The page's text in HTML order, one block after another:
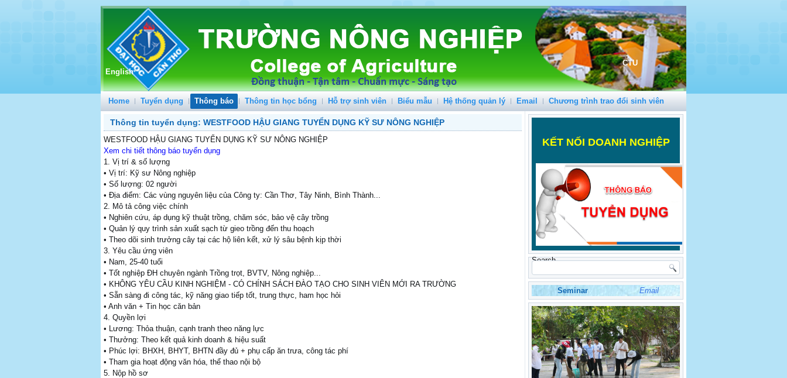
CTU
English
Home Tuyển dụng Thông báo Thông tin học bổng Hỗ trợ sinh viên Biểu mẫu Hệ thống quản lý Email Chương trình trao đổi sinh viên
Thông tin tuyển dụng: WESTFOOD HẬU GIANG TUYỂN DỤNG KỸ SƯ NÔNG NGHIỆP
WESTFOOD HẬU GIANG TUYỂN DỤNG KỸ SƯ NÔNG NGHIỆP
Xem chi tiết thông báo tuyển dụng
1. Vị trí & số lượng
• Vị trí: Kỹ sư Nông nghiệp
• Số lượng: 02 người
• Địa điểm: Các vùng nguyên liệu của Công ty: Cần Thơ, Tây Ninh, Bình Thành...
2. Mô tả công việc chính
• Nghiên cứu, áp dụng kỹ thuật trồng, chăm sóc, bảo vệ cây trồng
• Quản lý quy trình sản xuất sạch từ gieo trồng đến thu hoạch
• Theo dõi sinh trưởng cây tại các hộ liên kết, xử lý sâu bệnh kịp thời
3. Yêu cầu ứng viên
• Nam, 25-40 tuổi
• Tốt nghiệp ĐH chuyên ngành Trồng trọt, BVTV, Nông nghiệp...
• KHÔNG YÊU CẦU KINH NGHIỆM - CÓ CHÍNH SÁCH ĐÀO TẠO CHO SINH VIÊN MỚI RA TRƯỜNG
• Sẵn sàng đi công tác, kỹ năng giao tiếp tốt, trung thực, ham học hỏi
• Anh văn + Tin học căn bản
4. Quyền lợi
• Lương: Thỏa thuận, cạnh tranh theo năng lực
• Thưởng: Theo kết quả kinh doanh & hiệu suất
• Phúc lợi: BHXH, BHYT, BHTN đầy đủ + phụ cấp ăn trưa, công tác phí
• Tham gia hoạt động văn hóa, thể thao nội bộ
5. Nộp hồ sơ
KẾT NỐI DOANH NGHIỆP
Search
Seminar Email